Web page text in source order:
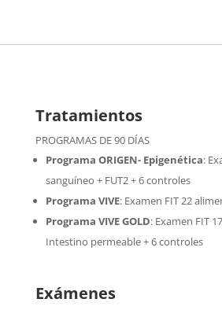
Tratamientos
PROGRAMAS DE 90 DÍAS
Programa ORIGEN- Epigenética:
sanguíneo + FUT2 + 6 controles
Programa VIVE: Examen FIT 22
Programa VIVE GOLD: Examen FIT
Intestino permeable + 6 controles
Exámenes